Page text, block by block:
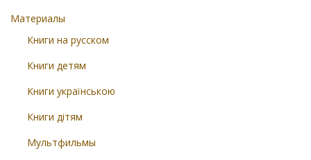
Материалы
Книги на русском
Книги детям
Книги українською
Книги дітям
Мультфильмы